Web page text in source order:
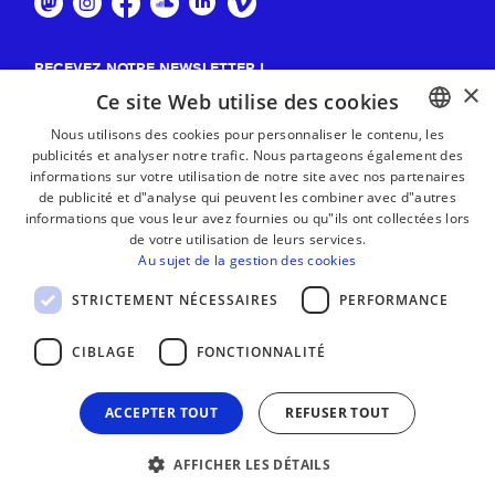
RECEVEZ NOTRE NEWSLETTER !
MENTIONS LÉGALES
BASQUE
FRENCH
×
Ce site Web utilise des cookies
Nous utilisons des cookies pour personnaliser le contenu, les
publicités et analyser notre trafic. Nous partageons également des
informations sur votre utilisation de notre site avec nos partenaires
de publicité et d"analyse qui peuvent les combiner avec d"autres
informations que vous leur avez fournies ou qu"ils ont collectées lors
de votre utilisation de leurs services.
Au sujet de la gestion des cookies
STRICTEMENT NÉCESSAIRES PERFORMANCE
CIBLAGE FONCTIONNALITÉ
ACCEPTER TOUT REFUSER TOUT
AFFICHER LES DÉTAILS